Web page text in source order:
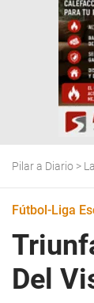
Pilar a Diario >
Fútbol-Liga
Del